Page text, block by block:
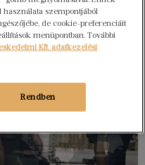
szempontjából
de cookie-preferenciáit
menüpontban. További
Kft. adatkezelési
Rendben